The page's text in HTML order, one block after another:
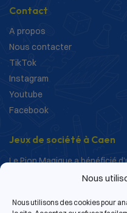
Nous
Nous utilisons des cookies pour
Contact
A propos
Nous contacter
TikTok
Instagram
Youtube
Facebook
Jeux de société à Caen
Le Pion Magique a bénéficié
Normandie dans le cadre